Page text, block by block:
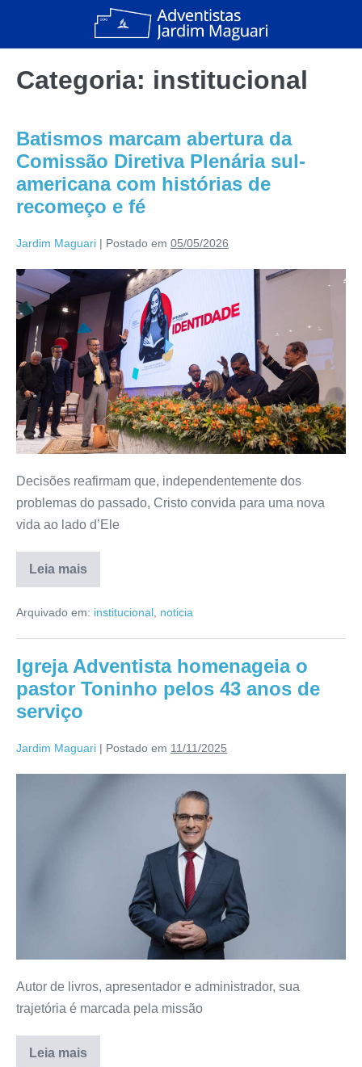
Categoria: institucional
Batismos marcam abertura da
Comissão Diretiva Plenária sul-
americana com histórias de
recomeço e fé
Jardim Maguari | Postado em 05/05/2026
Decisões reafirmam que, independentemente dos
problemas do passado, Cristo convida para uma nova
vida ao lado d’Ele
Leia mais
Arquivado em: institucional, noticia
Igreja Adventista homenageia o
pastor Toninho pelos 43 anos de
serviço
Jardim Maguari | Postado em 11/11/2025
Autor de livros, apresentador e administrador, sua
trajetória é marcada pela missão
Leia mais